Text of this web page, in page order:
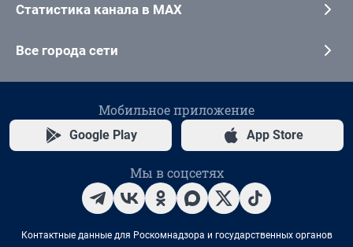
Статистика канала в MAX
Все города сети
Мобильное приложение
Google Play App Store
Мы в соцсетях
Контактные данные для Роскомнадзора и государственных органов